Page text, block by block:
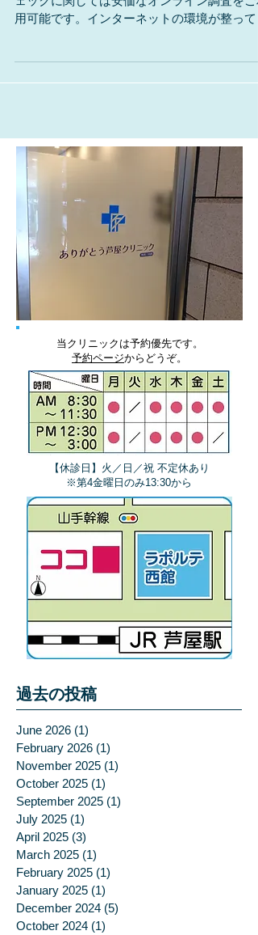
特に平成27年12月より義務化されたストレス
当クリニックは予約優先です。
予約ページからどうぞ。
【休診日】火／日／祝 不定休あり
​※第4金曜日のみ13:30から
過去の投稿
June 2026 (1)1 post
February 2026 (1)
November 2025 (1)1 post
October 2025
September 2025
July 2025 (1)1 post
April 2025 (3)3 posts
March 2025 (1)1 post
February 2025 (1)1 post
January 2025 (1)